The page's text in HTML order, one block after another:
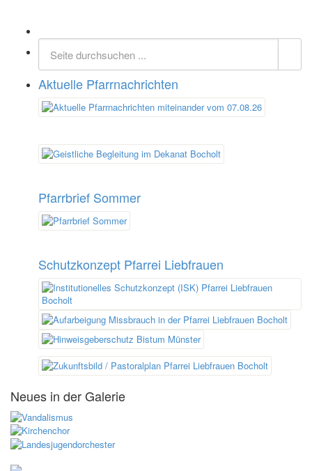
Aktuelle Pfarrnachrichten
Pfarrbrief Sommer
Schutzkonzept Pfarrei Liebfrauen
Neues in der Galerie